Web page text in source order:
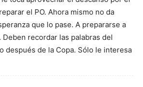
el PO. Ahora mismo no da
que lo pase. A prepararse a
Deben recordar las palabras del
después de la Copa. Sólo le interesa